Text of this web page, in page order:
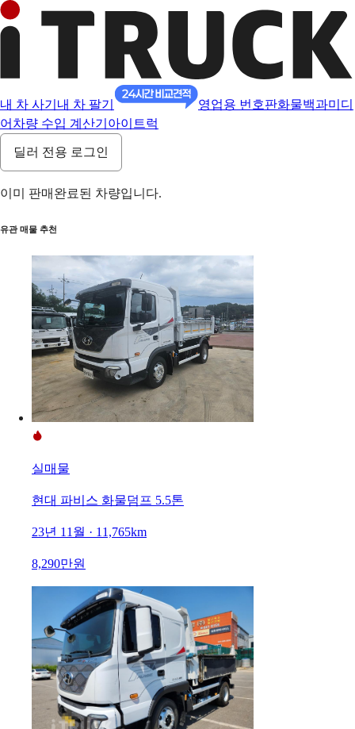
내 차 사기 내 차 팔기 영업용 번호판화물백과미디
어 차량 수입 계산기 아이트럭
딜러 전용 로그인
이미 판매완료된 차량입니다.
유관 매물 추천
실매물
현대 파비스 화물덤프 5.5톤
23년 11월 · 11,765km
8,290만원